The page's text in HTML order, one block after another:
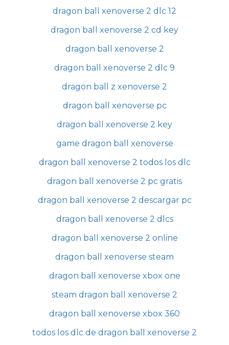
dragon ball xenoverse 2 dlc 12
dragon ball xenoverse 2 cd key
dragon ball xenoverse 2
dragon ball xenoverse 2 dlc 9
dragon ball z xenoverse 2
dragon ball xenoverse pc
dragon ball xenoverse 2 key
game dragon ball xenoverse
dragon ball xenoverse 2 todos los dlc
dragon ball xenoverse 2 pc gratis
dragon ball xenoverse 2 descargar pc
dragon ball xenoverse 2 dlcs
dragon ball xenoverse 2 online
dragon ball xenoverse steam
dragon ball xenoverse xbox one
steam dragon ball xenoverse 2
dragon ball xenoverse xbox 360
todos los dlc de dragon ball xenoverse 2